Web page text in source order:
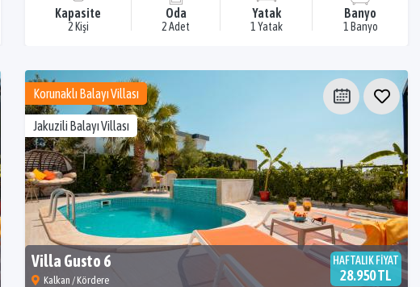
Kapasite
2 Kişi
Oda
2 Adet
Yatak
1 Yatak
Banyo
1 Banyo
Korunaklı Balayı Villası
Jakuzili Balayı Villası
Villa Gusto 6
Kalkan / Kördere
HAFTALIK FİYAT
28.950 TL